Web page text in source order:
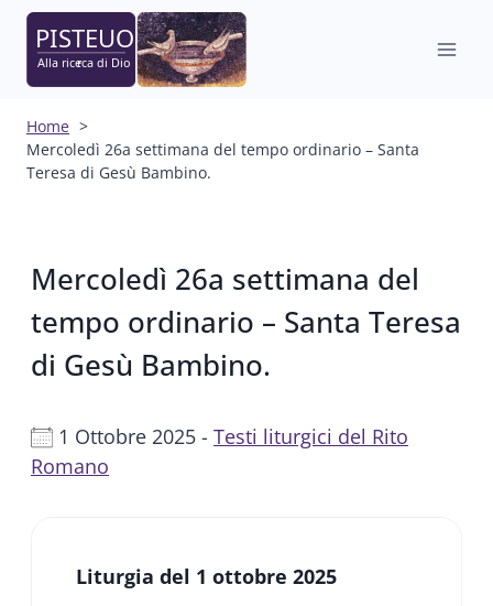
Salta
contenuto
Home
Mercoledì 26a settimana del tempo ordinario – Santa
Teresa di Gesù Bambino.
Mercoledì 26a settimana del
tempo ordinario – Santa Teresa
di Gesù Bambino.
1 Ottobre 2025 - Testi liturgici del Rito
Romano
Liturgia del 1 ottobre 2025